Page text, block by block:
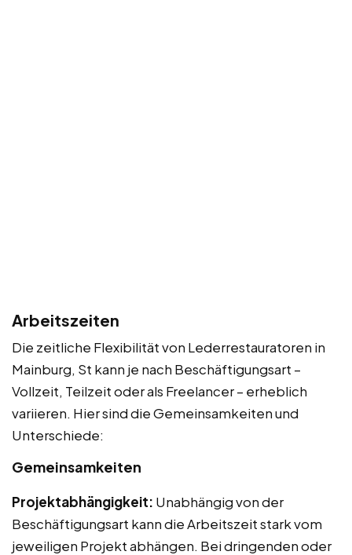
Arbeitszeiten
Die zeitliche Flexibilität von Lederrestauratoren in
Mainburg, St kann je nach Beschäftigungsart –
Vollzeit, Teilzeit oder als Freelancer – erheblich
variieren. Hier sind die Gemeinsamkeiten und
Unterschiede:
Gemeinsamkeiten
Projektabhängigkeit: Unabhängig von der
Beschäftigungsart kann die Arbeitszeit stark vom
jeweiligen Projekt abhängen. Bei dringenden oder